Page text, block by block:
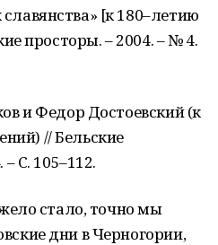
[к 180–летию
просторы. – 2004. – № 4.
и Федор Достоевский (к
// Бельские
С. 105–112.
стало, точно мы
дни в Черногории,